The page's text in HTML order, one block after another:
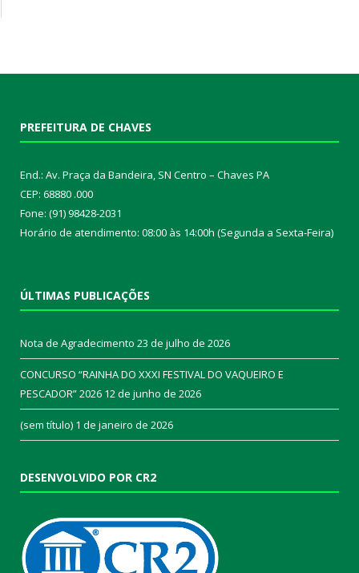
PREFEITURA DE CHAVES
End.: Av. Praça da Bandeira, SN Centro – Chaves PA
CEP: 68880 .000
Fone: (91) 98428-2031
Horário de atendimento: 08:00 às 14:00h (Segunda a Sexta-Feira)
ÚLTIMAS PUBLICAÇÕES
Nota de Agradecimento 23 de julho de 2026
CONCURSO “RAINHA DO XXXI FESTIVAL DO VAQUEIRO E
PESCADOR” 2026 12 de junho de 2026
(sem título) 1 de janeiro de 2026
DESENVOLVIDO POR CR2